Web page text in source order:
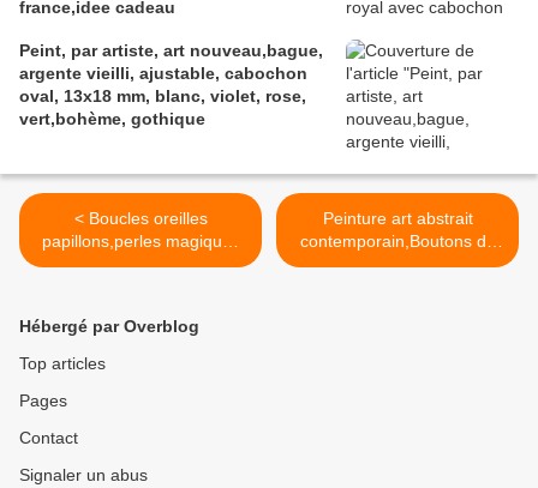
france,idee cadeau
Peint, par artiste, art nouveau,bague,
argente vieilli, ajustable, cabochon
oval, 13x18 mm, blanc, violet, rose,
vert,bohème, gothique
< Boucles oreilles
papillons,perles magiques
roses,cabochons verre
contemporain,cadeau fete
anniversaire noel
Peinture art abstrait
contemporain,Boutons de
manchettes ronds,blanc
Hébergé par Overblog
Top articles
Pages
Contact
Signaler un abus